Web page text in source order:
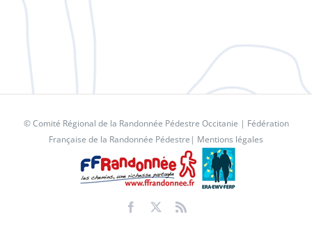
© Comité Régional de la Randonnée Pédestre Occitanie | Fédération
Française de la Randonnée Pédestre | Mentions légales
Facebook